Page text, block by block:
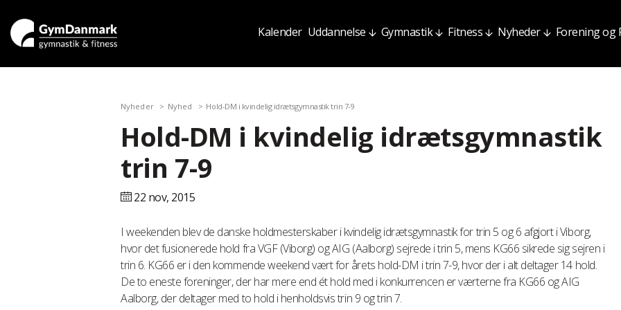
Kalender Uddannelse Gymnastik Fitness Nyheder Forening og
Nyheder Nyhed Hold-DM i kvindelig idrætsgymnastik trin 7-9
Hold-DM i kvindelig idrætsgymnastik
trin 7-9
22 nov, 2015
I weekenden blev de danske holdmesterskaber i kvindelig idrætsgymnastik for trin 5 og 6 afgjort i Viborg,
hvor det fusionerede hold fra VGF (Viborg) og AIG (Aalborg) sejrede i trin 5, mens KG66 sikrede sig sejren i
trin 6. KG66 er i den kommende weekend vært for årets hold-DM i trin 7-9, hvor der i alt deltager 14 hold.
De to eneste foreninger, der har mere end ét hold med i konkurrencen er værterne fra KG66 og AIG
Aalborg, der deltager med to hold i henholdsvis trin 9 og trin 7.